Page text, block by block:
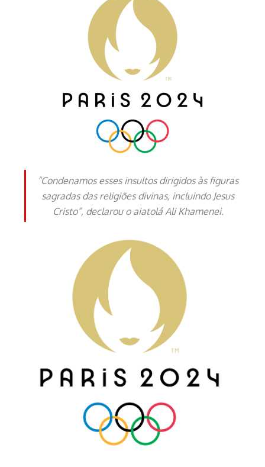
“Condenamos esses insultos dirigidos às figuras
sagradas das religiões divinas, incluindo Jesus
Cristo”, declarou o aiatolá Ali Khamenei.